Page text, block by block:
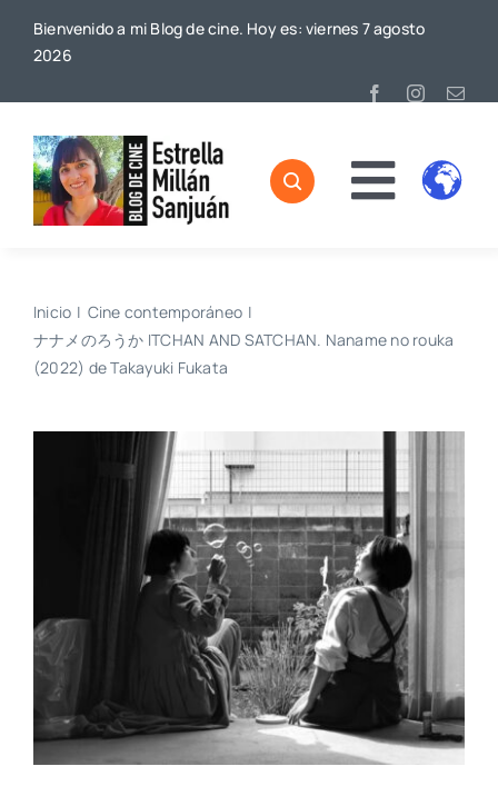
Bienvenido a mi Blog de cine. Hoy es: viernes 7 agosto
2026
Inicio
Cine contemporáneo
ナナメのろうか ITCHAN AND SATCHAN. Naname no rouka
(2022) de Takayuki Fukata